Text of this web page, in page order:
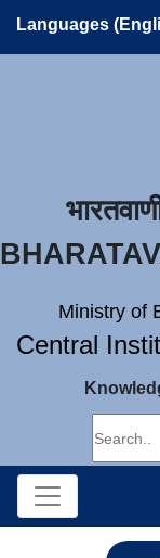
Languages
Ministry of
Central